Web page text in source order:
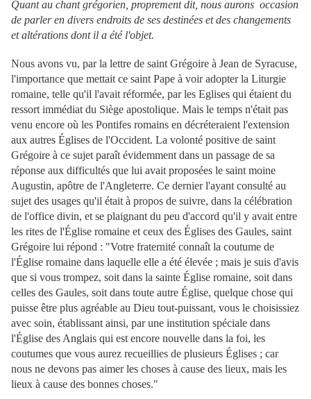
Quant au chant grégorien, proprement dit, nous aurons occasion
de parler en divers endroits de ses destinées et des changements
et altérations dont il a été l'objet.
Nous avons vu, par la lettre de saint Grégoire à Jean de Syracuse,
l'importance que mettait ce saint Pape à voir adopter la Liturgie
romaine, telle qu'il l'avait réformée, par les Eglises qui étaient du
ressort immédiat du Siège apostolique. Mais le temps n'était pas
venu encore où les Pontifes romains en décréteraient l'extension
aux autres Églises de l'Occident. La volonté positive de saint
Grégoire à ce sujet paraît évidemment dans un passage de sa
réponse aux difficultés que lui avait proposées le saint moine
Augustin, apôtre de l'Angleterre. Ce dernier l'ayant consulté au
sujet des usages qu'il était à propos de suivre, dans la célébration
de l'office divin, et se plaignant du peu d'accord qu'il y avait entre
les rites de l'Église romaine et ceux des Églises des Gaules, saint
Grégoire lui répond : "Votre fraternité connaît la coutume de
l'Église romaine dans laquelle elle a été élevée ; mais je suis d'avis
que si vous trompez, soit dans la sainte Église romaine, soit dans
celles des Gaules, soit dans toute autre Église, quelque chose qui
puisse être plus agréable au Dieu tout-puissant, vous le choisissiez
avec soin, établissant ainsi, par une institution spéciale dans
l'Église des Anglais qui est encore nouvelle dans la foi, les
coutumes que vous aurez recueillies de plusieurs Églises ; car
nous ne devons pas aimer les choses à cause des lieux, mais les
lieux à cause des bonnes choses."